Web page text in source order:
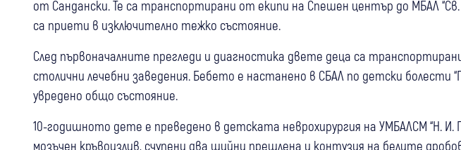
от Сандански. Те са транспортирани от екипи на Спешен център до МБАЛ “Св.
са приети в изключително тежко състояние.
След първоначалните прегледи и диагностика двете деца са
столични лечебни заведения. Бебето е настанено в СБАЛ по детски болести
увредено общо състояние.
10-годишното дете е преведено в детската неврохирургия на УМБАЛСМ “Н. И.
мозъчен кръвоизлив, счупени два шийни прешлена и контузия на белите